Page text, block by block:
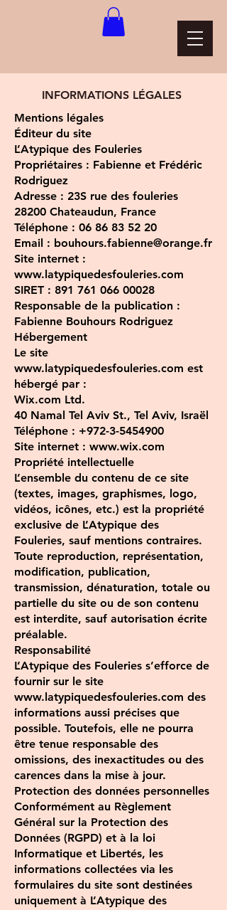
INFORMATIONS LÉGALES
Mentions légales
Éditeur du site
L’Atypique des Fouleries
Propriétaires : Fabienne et Frédéric
Rodriguez
Adresse : 23S rue des fouleries
28200 Chateaudun, France
Téléphone : 06 86 83 52 20
Email : bouhours.fabienne@orange.fr
Site internet :
www.latypiquedesfouleries.com
SIRET : 891 761 066 00028
Responsable de la publication :
Fabienne Bouhours Rodriguez
Hébergement
Le site
www.latypiquedesfouleries.com est
hébergé par :
Wix.com Ltd.
40 Namal Tel Aviv St., Tel Aviv, Israël
Téléphone : +972-3-5454900
Site internet : www.wix.com
Propriété intellectuelle
L’ensemble du contenu de ce site
(textes, images, graphismes, logo,
vidéos, icônes, etc.) est la propriété
exclusive de L’Atypique des
Fouleries, sauf mentions contraires.
Toute reproduction, représentation,
modification, publication,
transmission, dénaturation, totale ou
partielle du site ou de son contenu
est interdite, sauf autorisation écrite
préalable.
Responsabilité
L’Atypique des Fouleries s’efforce de
fournir sur le site
www.latypiquedesfouleries.com des
informations aussi précises que
possible. Toutefois, elle ne pourra
être tenue responsable des
omissions, des inexactitudes ou des
carences dans la mise à jour.
Protection des données personnelles
Conformément au Règlement
Général sur la Protection des
Données (RGPD) et à la loi
Informatique et Libertés, les
informations collectées via les
formulaires du site sont destinées
uniquement à L’Atypique des